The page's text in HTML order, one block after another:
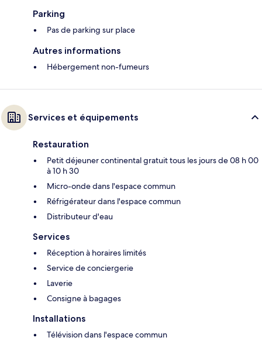
Parking
Pas de parking sur place
Autres informations
Hébergement non-fumeurs
Services et équipements
Restauration
Petit déjeuner continental gratuit tous les jours de 08 h 00
à 10 h 30
Micro-onde dans l'espace commun
Réfrigérateur dans l'espace commun
Distributeur d'eau
Services
Réception à horaires limités
Service de conciergerie
Laverie
Consigne à bagages
Installations
Télévision dans l'espace commun